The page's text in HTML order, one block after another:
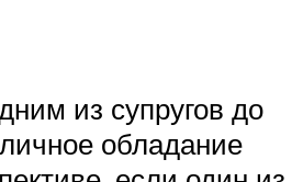
из супругов до
обладание